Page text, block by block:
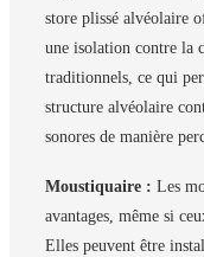
store plissé alvéolaire
une isolation contre la
traditionnels, ce qui
structure alvéolaire
sonores de manière
Moustiquaire : Les
avantages, même si
Elles peuvent être